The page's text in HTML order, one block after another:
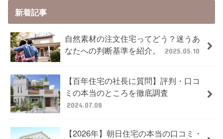
新着記事
自然素材の注文住宅ってどう？迷うあ
なたへの判断基準を紹介。
2025.05.10
【百年住宅の社長に質問】評判・口コ
ミの本当のところを徹底調査
2024.07.08
【2026年】朝日住宅の本当の口コミ・